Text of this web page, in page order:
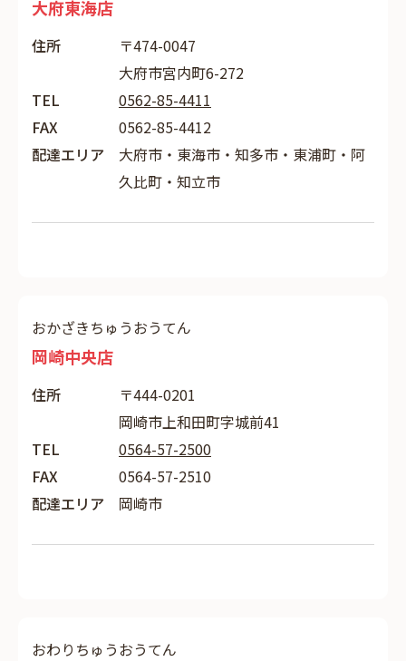
大府東海店
住所
〒474-0047
大府市宮内町6-272
TEL
0562-85-4411
FAX
0562-85-4412
配達エリア
大府市・東海市・知多市・東浦町・阿
久比町・知立市
おかざきちゅうおうてん
岡崎中央店
住所
〒444-0201
岡崎市上和田町字城前41
TEL
0564-57-2500
FAX
0564-57-2510
配達エリア
岡崎市
おわりちゅうおうてん